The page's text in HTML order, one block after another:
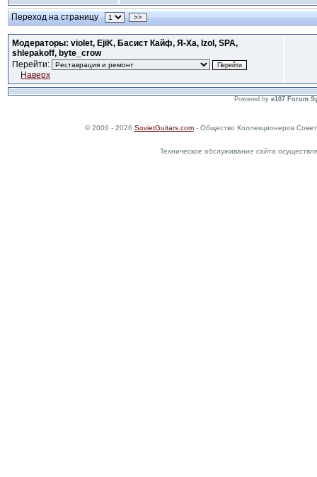
Переход на страницу >>
Модераторы: violet, EjiK, Басист Кайф, Я-Ха, Izol, SPA,
shlepakoff, byte_crow
Перейти:
Наверх
Powered by e107 Forum
© 2006 - 2026 SovietGuitars.com- Общество Коллекционеров
Техническое обслуживание сайта